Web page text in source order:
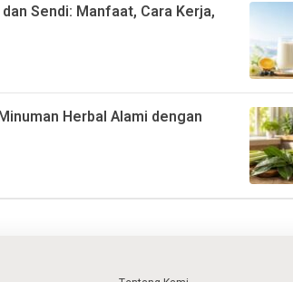
Sendi: Manfaat, Cara Kerja,
Herbal Alami dengan